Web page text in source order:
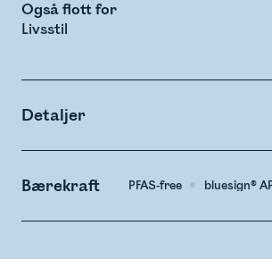
Også flott for
Livsstil
Detaljer
Bærekraft PFAS-free bluesign®